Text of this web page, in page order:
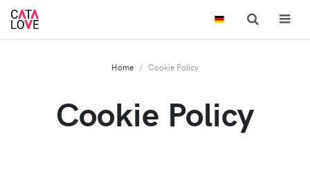
Home Cookie Policy
Cookie Policy